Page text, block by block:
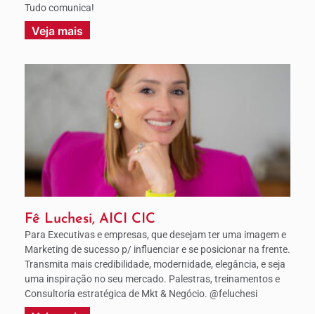
Tudo comunica!
Veja mais
Fê Luchesi, AICI CIC
Para Executivas e empresas, que desejam ter uma imagem e
Marketing de sucesso p/ influenciar e se posicionar na frente.
Transmita mais credibilidade, modernidade, elegância, e seja
uma inspiração no seu mercado. Palestras, treinamentos e
Consultoria estratégica de Mkt & Negócio. @feluchesi